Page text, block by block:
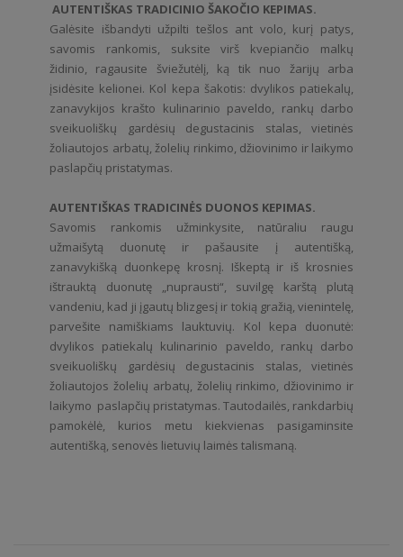
AUTENTIŠKAS TRADICINIO ŠAKOČIO KEPIMAS.
Galėsite išbandyti užpilti tešlos ant volo, kurį patys,
savomis rankomis, suksite virš kvepiančio malkų
židinio, ragausite šviežutėlį, ką tik nuo žarijų arba
įsidėsite kelionei. Kol kepa šakotis: dvylikos patiekalų,
zanavykijos krašto kulinarinio paveldo, rankų darbo
sveikuoliškų gardėsių degustacinis stalas, vietinės
žoliautojos arbatų, žolelių rinkimo, džiovinimo ir laikymo
paslapčių pristatymas.
AUTENTIŠKAS TRADICINĖS DUONOS KEPIMAS.
Savomis rankomis užminkysite, natūraliu raugu
užmaišytą duonutę ir pašausite į autentišką,
zanavykišką duonkepę krosnį. Iškeptą ir iš krosnies
ištrauktą duonutę „nuprausti“, suvilgę karštą plutą
vandeniu, kad ji įgautų blizgesį ir tokią gražią, vienintelę,
parvešite namiškiams lauktuvių. Kol kepa duonutė:
dvylikos patiekalų kulinarinio paveldo, rankų darbo
sveikuoliškų gardėsių degustacinis stalas, vietinės
žoliautojos žolelių arbatų, žolelių rinkimo, džiovinimo ir
laikymo paslapčių pristatymas. Tautodailės, rankdarbių
pamokėlė, kurios metu kiekvienas pasigaminsite
autentišką, senovės lietuvių laimės talismaną.